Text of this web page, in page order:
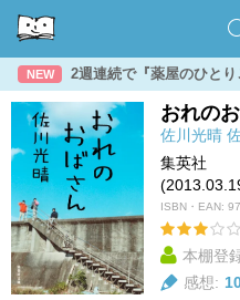
NEW 2週連続で『薬屋のひと
おれの
佐川光晴
集英社
ISBN・EAN:
本棚登
感想: